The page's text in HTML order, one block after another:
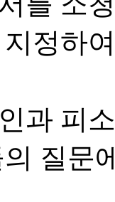
정하
과 피
질문